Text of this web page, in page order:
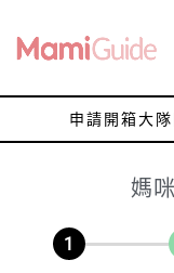
申請開箱大隊
媽
1